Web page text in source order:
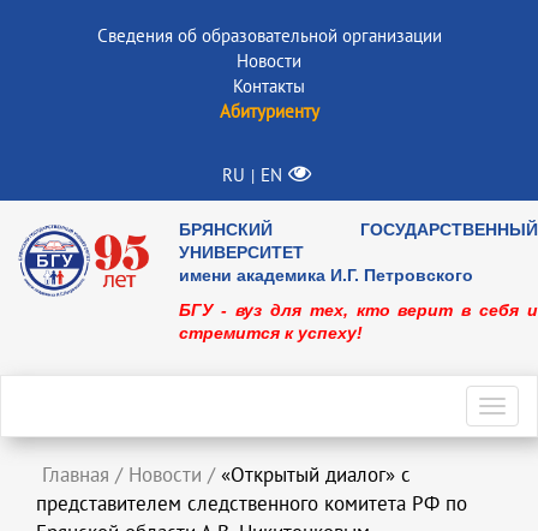
Сведения об образовательной организации
Новости
Контакты
Абитуриенту
RU | EN
БРЯНСКИЙ ГОСУДАРСТВЕННЫЙ
УНИВЕРСИТЕТ
имени академика И.Г. Петровского
БГУ - вуз для тех, кто верит в себя и
стремится к успеху!
Главная / Новости / «Открытый диалог» с
представителем следственного комитета РФ по